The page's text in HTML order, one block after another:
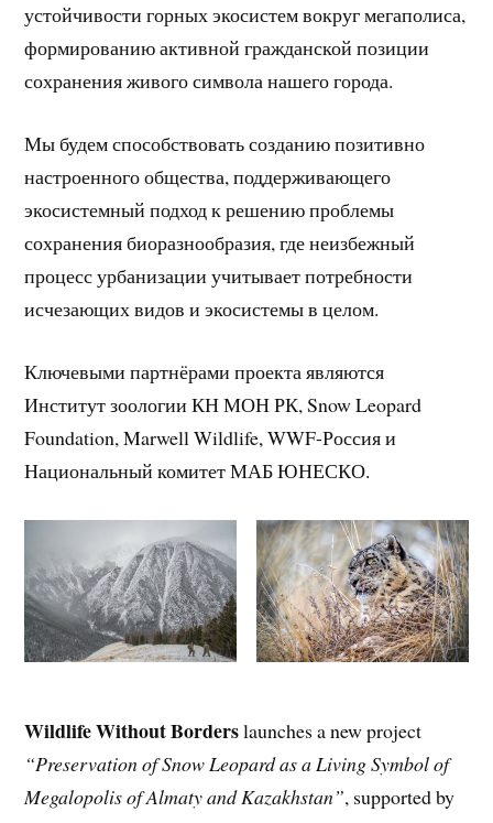
устойчивости горных экосистем вокруг мегаполиса,
формированию активной гражданской позиции
сохранения живого символа нашего города.
Мы будем способствовать созданию позитивно
настроенного общества, поддерживающего
экосистемный подход к решению проблемы
сохранения биоразнообразия, где неизбежный
процесс урбанизации учитывает потребности
исчезающих видов и экосистемы в целом.
Ключевыми партнёрами проекта являются
Институт зоологии КН МОН РК, Snow Leopard
Foundation, Marwell Wildlife, WWF-Россия и
Национальный комитет МАБ ЮНЕСКО.
Wildlife Without Borderslaunches a new project
“Preservation of Snow Leopard as a Living Symbol of
Megalopolis of Almaty and Kazakhstan”, supported by